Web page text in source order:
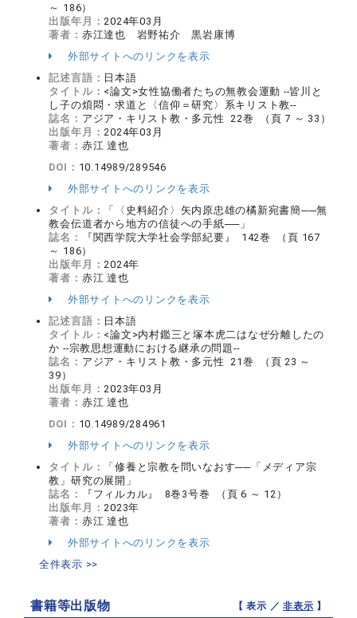
～ 186）
出版年月：2024年03月
著者： 赤江達也 岩野祐介 黒岩康博
外部サイトへのリンクを表示
記述言語： 日本語
タイトル： <論文>女性協働者たちの無教会運動 --皆川と
し子の煩悶・求道と〈信仰＝研究〉系キリスト教--
誌名： アジア・キリスト教・多元性 22巻 （頁 7 ～ 33）
出版年月：2024年03月
著者： 赤江 達也
DOI： 10.14989/289546
外部サイトへのリンクを表示
タイトル：
「〈史料紹介〉矢内原忠雄の橘新宛書簡──無
教会伝道者から地方の信徒への手紙──」
誌名：
『関西学院大学社会学部紀要』 142巻 （頁 167
～ 186）
出版年月：2024年
著者： 赤江 達也
外部サイトへのリンクを表示
記述言語： 日本語
タイトル： <論文>内村鑑三と塚本虎二はなぜ分離したの
か --宗教思想運動における継承の問題--
誌名： アジア・キリスト教・多元性 21巻 （頁 23 ～
39）
出版年月：2023年03月
著者： 赤江 達也
DOI： 10.14989/284961
外部サイトへのリンクを表示
タイトル：
「修養と宗教を問いなおす──「メディア宗
教」研究の展開」
誌名：
『フィルカル』 8巻3号巻 （頁 6 ～ 12）
出版年月：2023年
著者： 赤江 達也
外部サイトへのリンクを表示
全件表示 >>
書籍等出版物 【 表示 ／非表示 】